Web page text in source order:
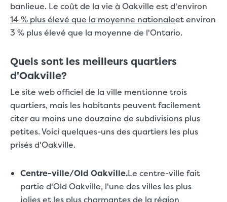
banlieue. Le coût de la vie à Oakville est d'environ
14 % plus élevé que la moyenne nationaleet environ
3 % plus élevé que la moyenne de l'Ontario.
Quels sont les meilleurs quartiers
d'Oakville?
Le site web officiel de la ville mentionne trois
quartiers, mais les habitants peuvent facilement
citer au moins une douzaine de subdivisions plus
petites. Voici quelques-uns des quartiers les plus
prisés d'Oakville.
Centre-ville/Old Oakville.Le centre-ville fait
partie d'Old Oakville, l'une des villes les plus
jolies et les plus charmantes de la région